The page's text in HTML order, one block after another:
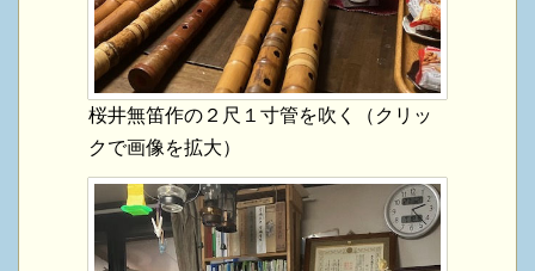
桜井無笛作の２尺１寸管を吹く（クリッ
クで画像を拡大）